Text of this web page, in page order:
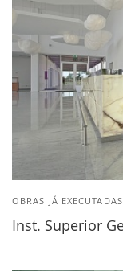
OBRAS JÁ EXECUTADAS